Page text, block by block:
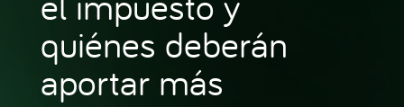
quiénes deberán
aportar más